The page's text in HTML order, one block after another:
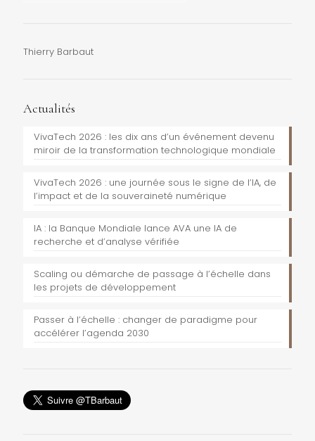
Thierry Barbaut
Actualités
VivaTech 2026 : les dix ans d’un événement devenu
miroir de la transformation technologique mondiale
VivaTech 2026 : une journée sous le signe de l’IA, de
l’impact et de la souveraineté numérique
IA : la Banque Mondiale lance AVA une IA de
recherche et d’analyse vérifiée
Scaling ou démarche de passage à l’échelle dans
les projets de développement
Passer à l’échelle : changer de paradigme pour
accélérer l’agenda 2030